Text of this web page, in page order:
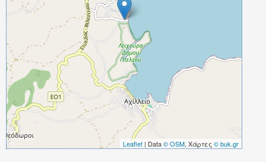
Leaflet | Data© OSM, Χάρτες © buk.gr